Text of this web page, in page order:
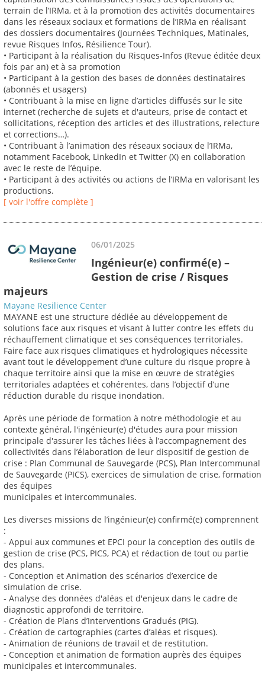
terrain de l’IRMa, et à la promotion des activités documentaires
dans les réseaux sociaux et formations de l’IRMa en réalisant
des dossiers documentaires (Journées Techniques, Matinales,
revue Risques Infos, Résilience Tour).
• Participant à la réalisation du Risques-Infos (Revue éditée deux
fois par an) et à sa promotion
• Participant à la gestion des bases de données destinataires
(abonnés et usagers)
• Contribuant à la mise en ligne d’articles diffusés sur le site
internet (recherche de sujets et d'auteurs, prise de contact et
sollicitations, réception des articles et des illustrations, relecture
et corrections…).
• Contribuant à l’animation des réseaux sociaux de l’IRMa,
notamment Facebook, LinkedIn et Twitter (X) en collaboration
avec le reste de l’équipe.
• Participant à des activités ou actions de l’IRMa en valorisant les
productions.
[ voir l'offre complète ]
06/01/2025
Ingénieur(e) confirmé(e) –
Gestion de crise / Risques
majeurs
Mayane Resilience Center
MAYANE est une structure dédiée au développement de
solutions face aux risques et visant à lutter contre les effets du
réchauffement climatique et ses conséquences territoriales.
Faire face aux risques climatiques et hydrologiques nécessite
avant tout le développement d’une culture du risque propre à
chaque territoire ainsi que la mise en œuvre de stratégies
territoriales adaptées et cohérentes, dans l’objectif d’une
réduction durable du risque inondation.
Après une période de formation à notre méthodologie et au
contexte général, l'ingénieur(e) d'études aura pour mission
principale d'assurer les tâches liées à l’accompagnement des
collectivités dans l’élaboration de leur dispositif de gestion de
crise : Plan Communal de Sauvegarde (PCS), Plan Intercommunal
de Sauvegarde (PICS), exercices de simulation de crise, formation
des équipes
municipales et intercommunales.
Les diverses missions de l’ingénieur(e) confirmé(e) comprennent
:
- Appui aux communes et EPCI pour la conception des outils de
gestion de crise (PCS, PICS, PCA) et rédaction de tout ou partie
des plans.
- Conception et Animation des scénarios d’exercice de
simulation de crise.
- Analyse des données d'aléas et d'enjeux dans le cadre de
diagnostic approfondi de territoire.
- Création de Plans d’Interventions Gradués (PIG).
- Création de cartographies (cartes d’aléas et risques).
- Animation de réunions de travail et de restitution.
- Conception et animation de formation auprès des équipes
municipales et intercommunales.